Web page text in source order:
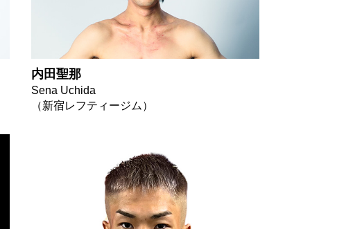
内田聖那
Sena Uchida
（新宿レフティージム）